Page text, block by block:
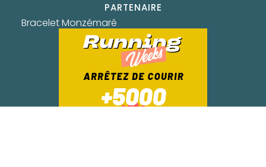
PARTENAIRE
Bracelet Monzémaré